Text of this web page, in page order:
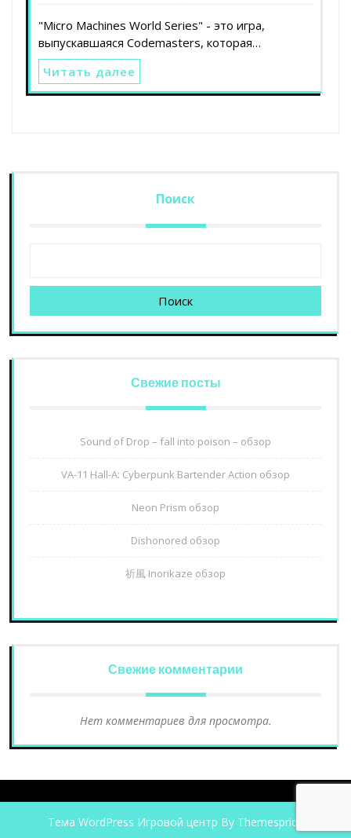
"Micro Machines World Series" - это игра,
выпускавшаяся Codemasters, которая…
Читать далее
Поиск
Поиск
Свежие посты
Sound of Drop – fall into poison – обзор
VA-11 Hall-A: Cyberpunk Bartender Action обзор
Neon Prism обзор
Dishonored обзор
祈風 Inorikaze обзор
Свежие комментарии
Нет комментариев для просмотра.
Тема WordPress Игровой центр By Themespride